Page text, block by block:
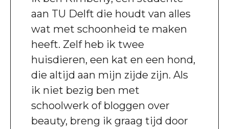
aan TU Delft die houdt van alles
wat met schoonheid te maken
heeft. Zelf heb ik twee
huisdieren, een kat en een hond,
die altijd aan mijn zijde zijn. Als
ik niet bezig ben met
schoolwerk of bloggen over
beauty, breng ik graag tijd door